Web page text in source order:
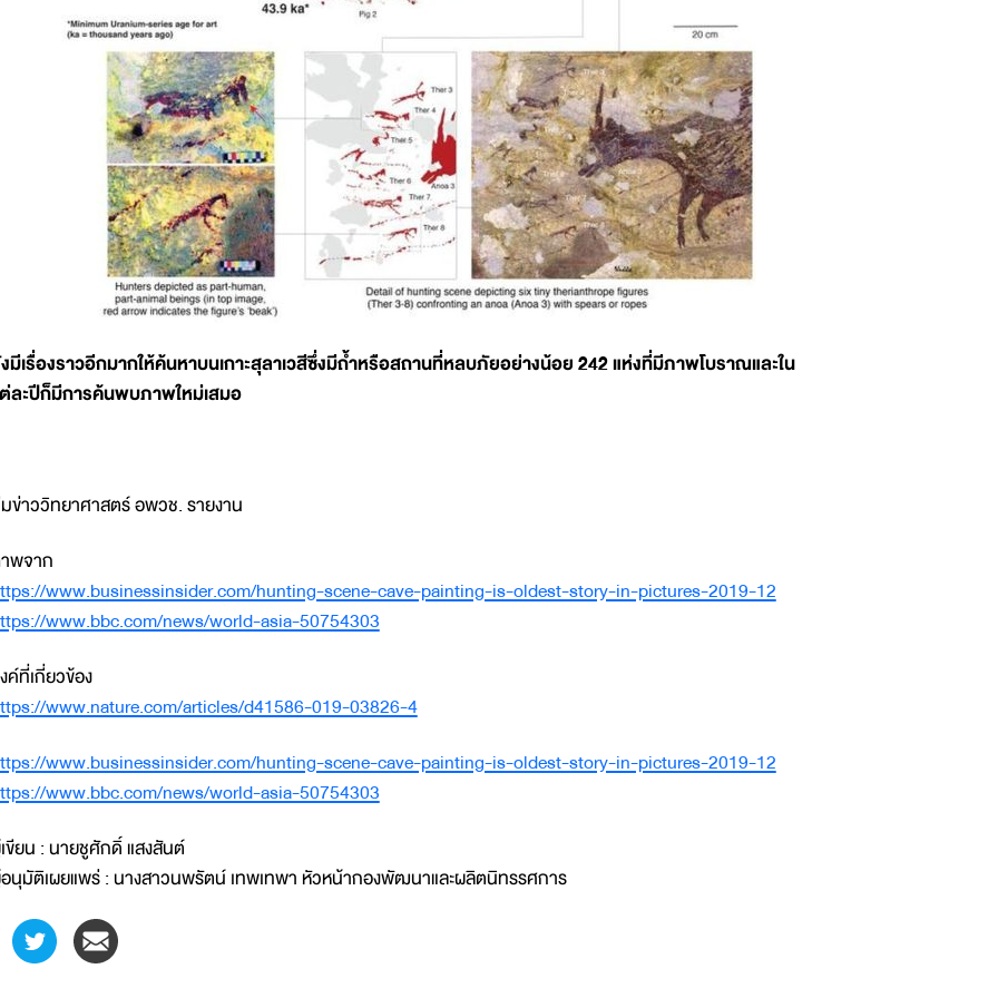
มีเรื่องราวอีกมากให้ค้นหาบนเกาะสุลาเวสีซึ่งมีถ้ำหรือสถานที่หลบภัยอย่างน้อย 242 แห่งที่มีภาพโบราณและใน
ละปีก็มีการค้นพบภาพใหม่เสมอ
ข่าววิทยาศาสตร์ อพวช. รายงาน
พจาก
www.businessinsider.com/hunting-scene-cave-painting-is-oldest-story-in-pictures-2019-12
www.bbc.com/news/world-asia-50754303
ค์ที่เกี่ยวข้อง
www.nature.com/articles/d41586-019-03826-4
www.businessinsider.com/hunting-scene-cave-painting-is-oldest-story-in-pictures-2019-12
www.bbc.com/news/world-asia-50754303
ขียน : นายชูศักดิ์ แสงสันต์
นุมัติเผยแพร่ : นางสาวนพรัตน์ เทพเทพา หัวหน้ากองพัฒนาและผลิตนิทรรศการ